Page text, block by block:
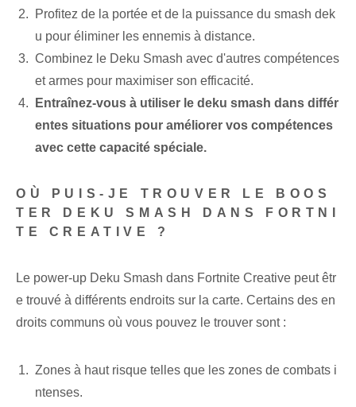
Profitez de la portée et de la puissance du smash dek
u pour éliminer les ennemis à distance.
Combinez le Deku Smash avec d'autres compétences
et armes pour maximiser son efficacité.
Entraînez-vous à utiliser le ⁤deku smash dans différ
entes situations‌ pour améliorer vos compétences
avec cette capacité spéciale.
OÙ PUIS-JE TROUVER LE BOOS
TER DEKU SMASH DANS FORTNI
TE CREATIVE ?
Le power-up Deku Smash dans Fortnite Creative peut êtr
e trouvé à différents endroits sur la carte. ​Certains des en
droits communs où vous pouvez le trouver sont :
Zones à haut risque telles que les zones de combats i
ntenses.